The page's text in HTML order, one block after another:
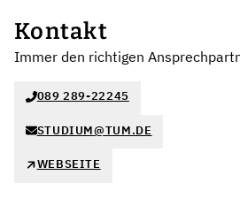
Kontakt
Immer den richtigen
089 289-22245
STUDIUM@TUM.DE
WEBSEITE